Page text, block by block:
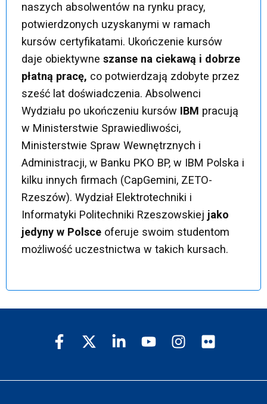
naszych absolwentów na rynku pracy,
potwierdzonych uzyskanymi w ramach
kursów certyfikatami. Ukończenie kursów
daje obiektywne szanse na ciekawą i dobrze
płatną pracę, co potwierdzają zdobyte przez
sześć lat doświadczenia. Absolwenci
Wydziału po ukończeniu kursów IBM pracują
w Ministerstwie Sprawiedliwości,
Ministerstwie Spraw Wewnętrznych i
Administracji, w Banku PKO BP, w IBM Polska i
kilku innych firmach (CapGemini, ZETO-
Rzeszów). Wydział Elektrotechniki i
Informatyki Politechniki Rzeszowskiej jako
jedyny w Polsce oferuje swoim studentom
możliwość uczestnictwa w takich kursach.